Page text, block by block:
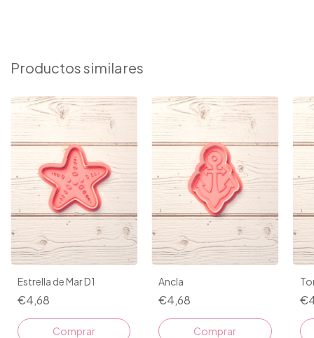
Productos similares
Estrella de Mar D1
€4,68
Comprar
Ancla
€4,68
Comprar